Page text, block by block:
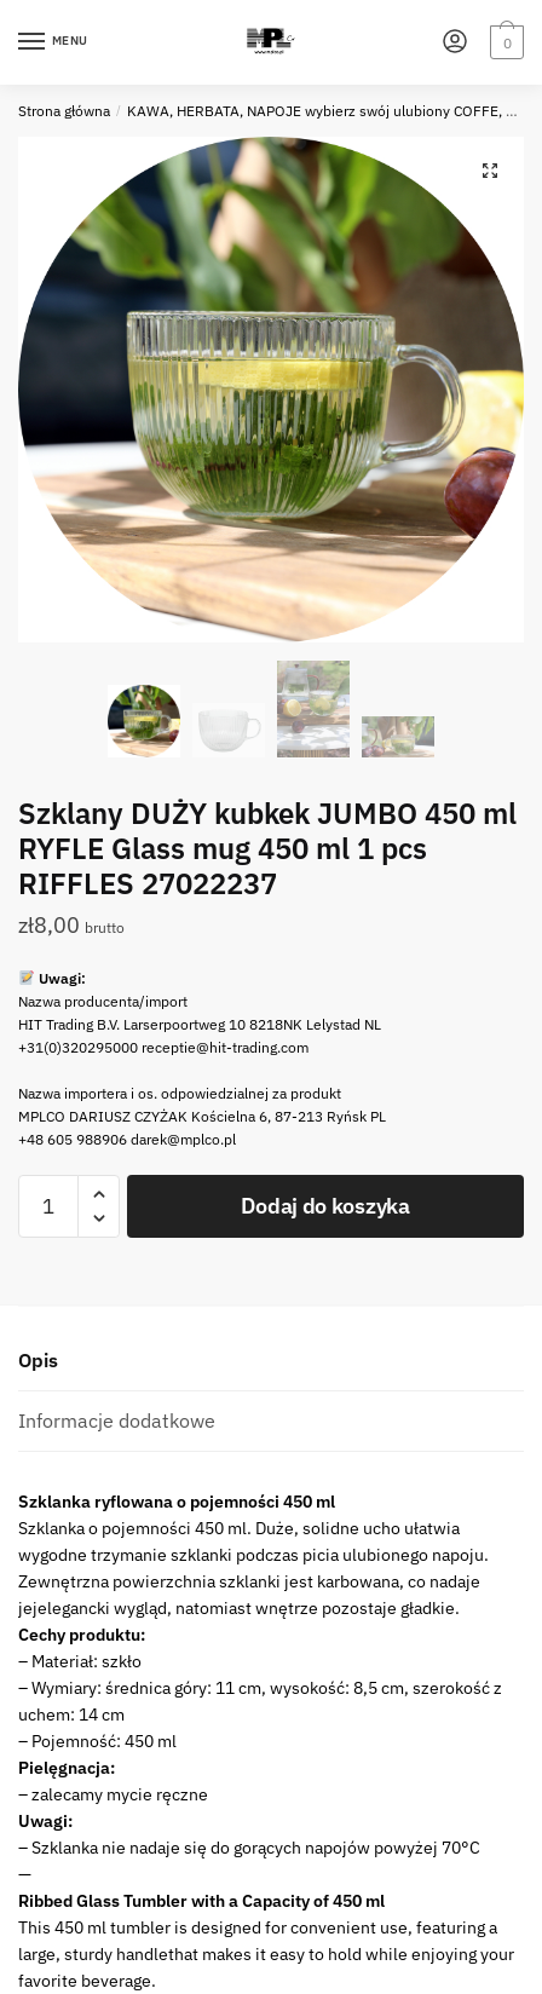
MENU 0
Strona główna / KAWA, HERBATA, NAPOJE wybierz swój ulubiony COFFE, TEA, DRINKS choose your favourite one
Szklany DUŻY kubkek JUMBO 450 ml
RYFLE Glass mug 450 ml 1 pcs
RIFFLES 27022237
zł8,00 brutto
Uwagi:
Nazwa producenta/import
HIT Trading B.V. Larserpoortweg 10 8218NK Lelystad NL
+31(0)320295000 receptie@hit-trading.com
Nazwa importera i os. odpowiedzialnej za produkt
MPLCO DARIUSZ CZYŻAK Kościelna 6, 87-213 Ryńsk PL
+48 605 988906 darek@mplco.pl
Szklany
ml
Glass
ml
1
pcs
RIFFLES
27022237
Dodaj do koszyka
Opis
Informacje dodatkowe
Szklanka ryflowana o pojemności 450 ml
Szklanka o pojemności 450 ml. Duże, solidne ucho ułatwia
wygodne trzymanie szklanki podczas picia ulubionego napoju.
Zewnętrzna powierzchnia szklanki jest karbowana, co nadaje
jejelegancki wygląd, natomiast wnętrze pozostaje gładkie.
Cechy produktu:
– Materiał: szkło
– Wymiary: średnica góry: 11 cm, wysokość: 8,5 cm, szerokość z
uchem: 14 cm
– Pojemność: 450 ml
Pielęgnacja:
– zalecamy mycie ręczne
Uwagi:
– Szklanka nie nadaje się do gorących napojów powyżej 70°C
—
Ribbed Glass Tumbler with a Capacity of 450 ml
This 450 ml tumbler is designed for convenient use, featuring a
large, sturdy handlethat makes it easy to hold while enjoying your
favorite beverage.